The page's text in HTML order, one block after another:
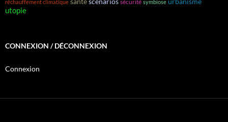
réchauffement climatique santéscénarios sécurité symbiose urbanisme
utopie
CONNEXION / DÉCONNEXION
Connexion